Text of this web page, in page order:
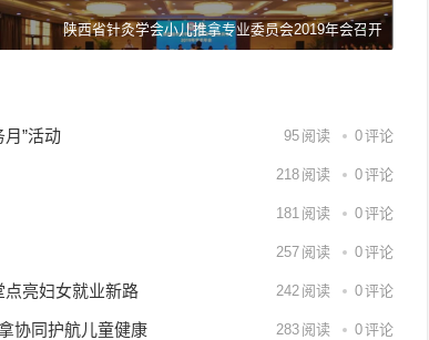
陕西省针灸学会小儿推拿专业委员会2019年会召开
”活动 95 阅读 0评论
218 阅读 0评论
181 阅读 0评论
257 阅读 0评论
点亮妇女就业新路 242 阅读 0评论
协同护航儿童健康 283 阅读 0评论